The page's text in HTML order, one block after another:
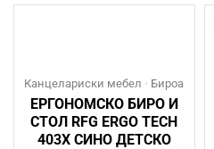
Канцелариски мебел • Бироа
ЕРГОНОМСКО БИРО И
СТОЛ RFG ERGO TECH
403X СИНО ДЕТСКО